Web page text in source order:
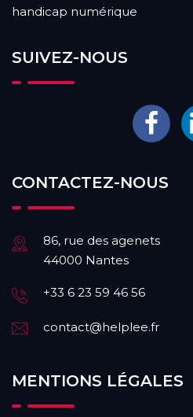
handicap numérique
SUIVEZ-NOUS
CONTACTEZ-NOUS
86, rue des agenets
44000 Nantes
+33 6 23 59 46 56
contact@helplee.fr
MENTIONS LÉGALES